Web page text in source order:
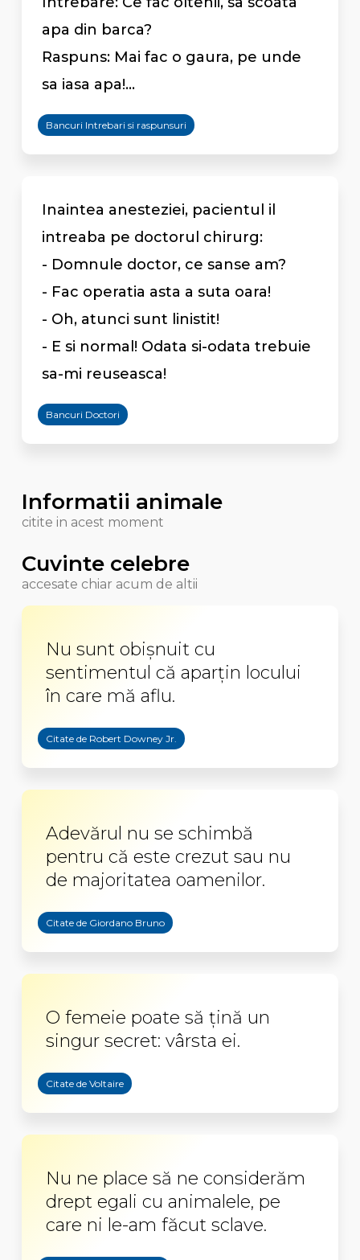
apa din barca?
Raspuns: Mai fac o gaura, pe unde
sa iasa apa!...
Bancuri Intrebari si raspunsuri
Inaintea anesteziei, pacientul il
intreaba pe doctorul chirurg:
- Domnule doctor, ce sanse am?
- Fac operatia asta a suta oara!
- Oh, atunci sunt linistit!
- E si normal! Odata si-odata trebuie
sa-mi reuseasca!
Bancuri Doctori
Informatii animale
citite in acest moment
Cuvinte celebre
accesate chiar acum de altii
Nu sunt obişnuit cu
sentimentul că aparţin locului
în care mă aflu.
Citate de Robert Downey Jr.
Adevărul nu se schimbă
pentru că este crezut sau nu
de majoritatea oamenilor.
Citate de Giordano Bruno
O femeie poate să țină un
singur secret: vârsta ei.
Citate de Voltaire
Nu ne place să ne considerăm
drept egali cu animalele, pe
care ni le-am făcut sclave.